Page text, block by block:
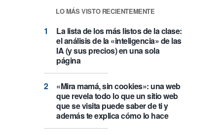
LO MÁS VISTO RECIENTEMENTE
La lista de los más listos de la clase:
el análisis de la «inteligencia» de las
IA (y sus precios) en una sola
página
«Mira mamá, sin cookies»: una web
que revela todo lo que un sitio web
que se visita puede saber de ti y
además te explica cómo lo hace